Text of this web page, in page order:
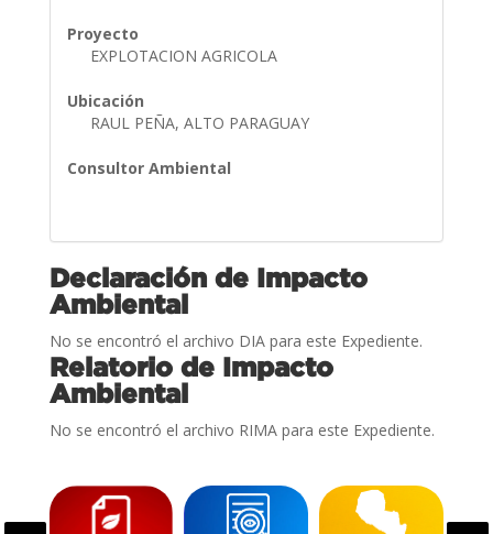
Proyecto
EXPLOTACION AGRICOLA
Ubicación
RAUL PEÑA, ALTO PARAGUAY
Consultor Ambiental
Declaración de Impacto
Ambiental
No se encontró el archivo DIA para este Expediente.
Relatorio de Impacto
Ambiental
No se encontró el archivo RIMA para este Expediente.